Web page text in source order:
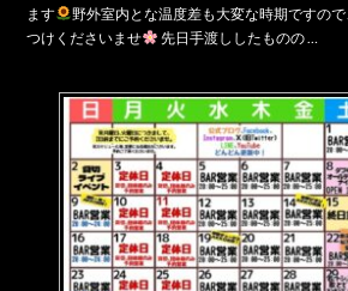
ます
野外室内とな温度差も大変な時期ですの
つけくださいませ
先日手渡ししたものの …